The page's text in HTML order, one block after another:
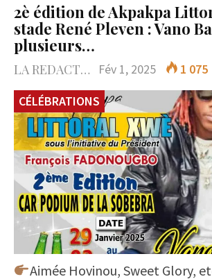
2è édition de Akpakpa
stade René Pleven : Vano
plusieurs…
LA REDACTION Fév 1, 2025
1 075
CÉLÉBRATIONS
Aimée Hovinou, Sweet Glory,